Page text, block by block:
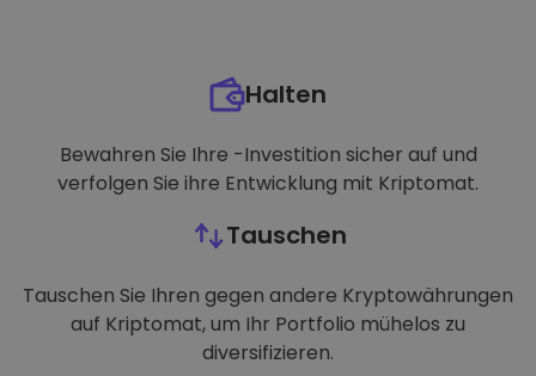
Halten
Bewahren Sie Ihre -Investition sicher auf und
verfolgen Sie ihre Entwicklung mit Kriptomat.
Tauschen
Tauschen Sie Ihren gegen andere Kryptowährungen
auf Kriptomat, um Ihr Portfolio mühelos zu
diversifizieren.